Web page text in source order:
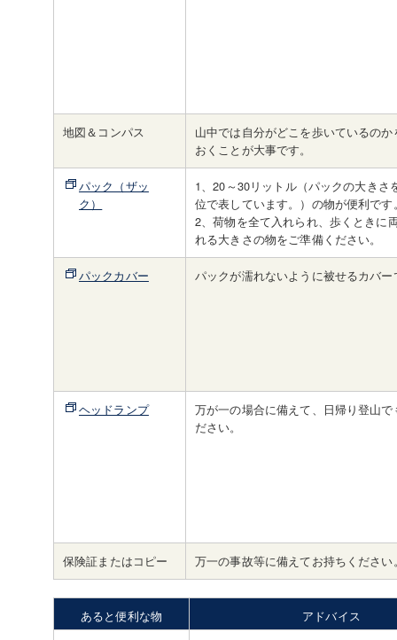
地図＆コンパス
山中では自分がどこを歩いているの
おくことが大事です。
パック（ザッ
ク）
1、20～30リットル（パックの大きさ
位で表しています。）の物が便利です
2、荷物を全て入れられ、歩くときに
れる大きさの物をご準備ください。
パックカバー パックが濡れないように被せるカバー
ヘッドランプ
万が一の場合に備えて、日帰り登山
ださい。
保険証またはコピー 万一の事故等に備えてお持ちください
あると便利な物
アドバイス